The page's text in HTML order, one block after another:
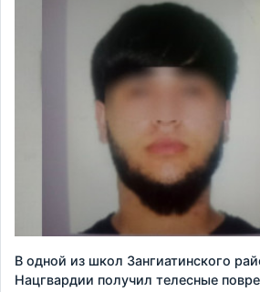
В одной из школ Зангиатинского
Нацгвардии получил телесные